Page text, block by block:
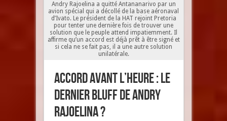
Andry Rajoelina a quitté Antananarivo par un
avion spécial qui a décollé de la base aéronaval
d’Ivato. Le président de la HAT rejoint Pretoria
pour tenter une dernière fois de trouver une
solution que le peuple attend impatiemment. Il
affirme qu’un accord est déjà prêt à être signé et
si cela ne se fait pas, il a une autre solution
unilatérale.
Accord avant l’heure : le
dernier bluff de Andry
Rajoelina ?